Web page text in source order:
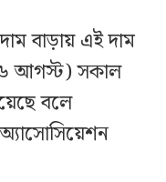
বাড়ায় এই দাম
আগস্ট) সকাল
বলে